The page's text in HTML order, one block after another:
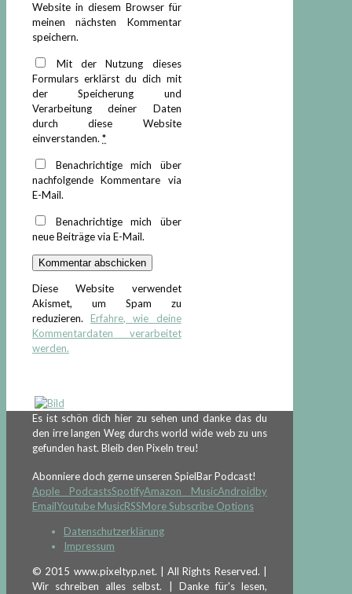
Website in diesem Browser für
meinen nächsten Kommentar
speichern.
Mit der Nutzung dieses
Formulars erklärst du dich mit
der Speicherung und
Verarbeitung deiner Daten
durch diese Website
einverstanden. *
Benachrichtige mich über
nachfolgende Kommentare via
E-Mail.
Benachrichtige mich über
neue Beiträge via E-Mail.
Diese Website verwendet
Akismet, um Spam zu
reduzieren. Erfahre, wie deine
Kommentardaten verarbeitet
werden.
Es ist schön dich hier zu sehen und danke das du
den irre langen Weg durchs world wide web zu uns
gefunden hast. Bleib den Pixeln treu!
Abonniere doch gerne unseren SpielBar Podcast!
Apple PodcastsSpotifyAmazon MusicAndroidby
EmailYoutube MusicRSSMore Subscribe Options
Datenschutzerklärung
Impressum
© 2015 www.pixeltyp.net. | All Rights Reserved. |
Wir schreiben alles selbst. | Danke für's lesen,